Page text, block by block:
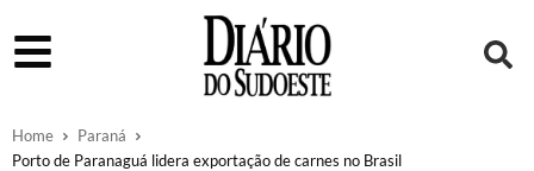
Home
Paraná
Porto de Paranaguá lidera exportação de carnes no Brasil